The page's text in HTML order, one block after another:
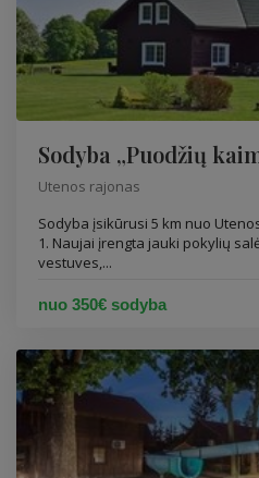
Sodyba „Puodžių
Utenos rajonas
Sodyba įsikūrusi 5 km nuo
1. Naujai įrengta jauki pokylių
vestuves,...
nuo 350€ sodyba